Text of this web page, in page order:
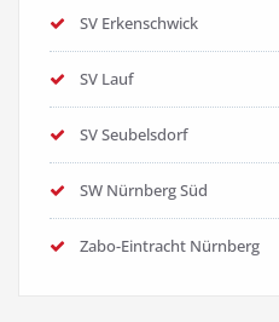
SV Erkenschwick
SV Lauf
SV Seubelsdorf
SW Nürnberg Süd
Zabo-Eintracht Nürnberg